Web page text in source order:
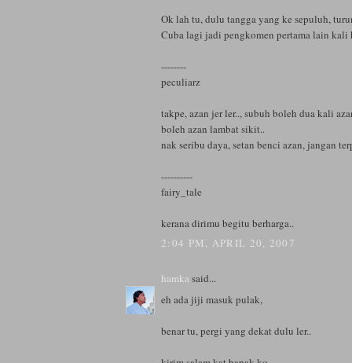
Ok lah tu, dulu tangga yang ke sepuluh,
Cuba lagi jadi pengkomen pertama lain kali
--------
peculiarz
takpe, azan jer ler.., subuh boleh dua kali
boleh azan lambat sikit..
nak seribu daya, setan benci azan, jangan
----------
fairy_tale
kerana dirimu begitu berharga..
2:04 PM, APRIL 20, 2007
hamka said...
eh ada jiji masuk pulak,
benar tu, pergi yang dekat dulu ler..